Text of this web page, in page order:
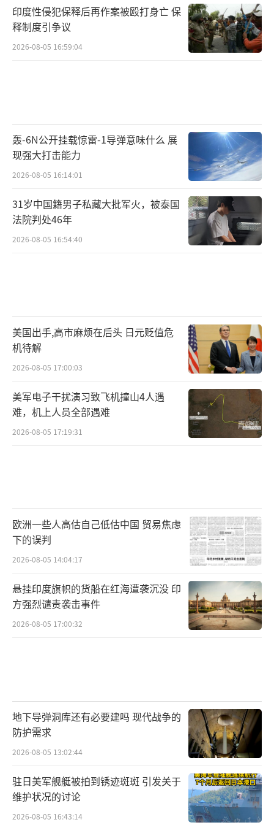
印度性侵犯保释后再作案被殴打身亡 保
释制度引争议
2026-08-05 16:59:04
轰-6N公开挂载惊雷-1导弹意味什么 展
现强大打击能力
2026-08-05 16:14:01
31岁中国籍男子私藏大批军火，被泰国
法院判处46年
2026-08-05 16:54:40
美国出手,高市麻烦在后头 日元贬值危
机待解
2026-08-05 17:00:03
美军电子干扰演习致飞机撞山4人遇
难，机上人员全部遇难
2026-08-05 17:19:31
欧洲一些人高估自己低估中国 贸易焦虑
下的误判
2026-08-05 14:04:17
悬挂印度旗帜的货船在红海遭袭沉没 印
方强烈谴责袭击事件
2026-08-05 17:00:32
地下导弹洞库还有必要建吗 现代战争的
防护需求
2026-08-05 13:02:44
驻日美军舰艇被拍到锈迹斑斑 引发关于
维护状况的讨论
2026-08-05 16:43:14